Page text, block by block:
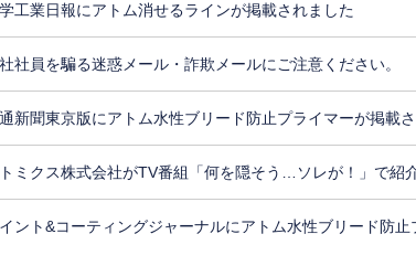
工業日報にアトム消せるラインが掲載されました
社員を騙る迷惑メール・詐欺メールにご注意ください。
新聞東京版にアトム水性ブリード防止プライマーが掲載
ミクス株式会社がTV番組「何を隠そう…ソレが！」で紹
ント&コーティングジャーナルにアトム水性ブリード防